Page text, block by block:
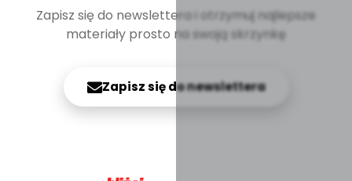
Zapisz się do newslettera i otrzymuj najlepsze
materiały prosto na swoją skrzynkę
Zapisz się do newslettera